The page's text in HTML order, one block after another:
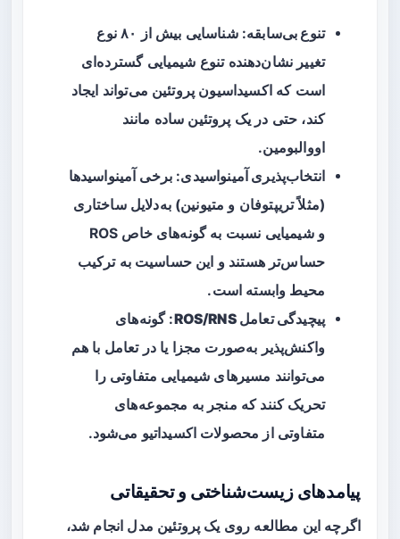
تنوع بی‌سابقه
: شناسایی بیش از ۸۰ نوع
تغییر نشان‌دهنده تنوع شیمیایی گسترده‌ای
است که اکسیداسیون پروتئین می‌تواند ایجاد
کند، حتی در یک پروتئین ساده مانند
اووالبومین.
انتخاب‌پذیری آمینواسیدی: برخی آمینواسیدها
(مثلاً تریپتوفان و متیونین) به‌دلایل ساختاری
و شیمیایی نسبت به گونه‌های خاص ROS
حساس‌تر هستند و این حساسیت به ترکیب
محیط وابسته است.
پیچیدگی تعامل ROS/RNS
: گونه‌های
واکنش‌پذیر به‌صورت مجزا یا در تعامل با هم
می‌توانند مسیرهای شیمیایی متفاوتی را
تحریک کنند که منجر به مجموعه‌های
متفاوتی از محصولات اکسیداتیو می‌شود.
پیامدهای زیست‌شناختی و تحقیقاتی
اگرچه این مطالعه روی یک پروتئین مدل انجام شد،